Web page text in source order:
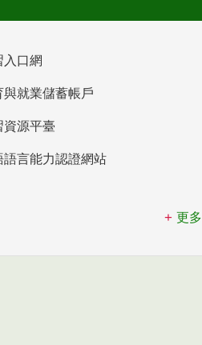
入口網
與就業儲蓄帳戶
資源平臺
語言能力認證網站
更多